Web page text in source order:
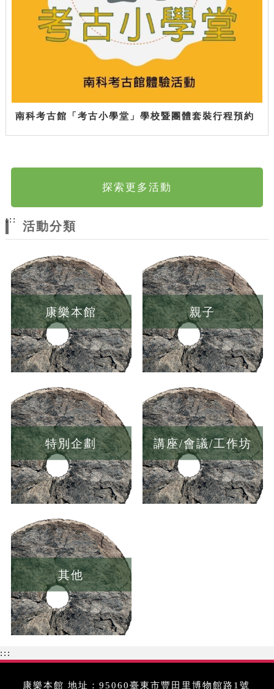
南科考古館「考古小學堂」學校暨團體套裝行程預約
探索更多活動
:::
活動分類
康樂本館 親子
特別企劃 講座/會議/工作坊
其他
:::
康樂本館 地址：95060臺東市豐田里博物館路1號